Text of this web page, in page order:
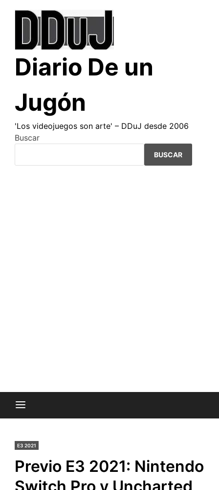
Diario De un
Jugón
'Los videojuegos son arte' – DDuJ desde 2006
Buscar
BUSCAR
E3 2021
Previo E3 2021: Nintendo